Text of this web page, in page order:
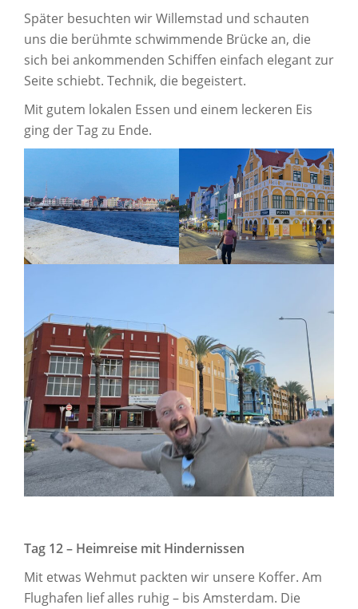
Später besuchten wir Willemstad und schauten
uns die berühmte schwimmende Brücke an, die
sich bei ankommenden Schiffen einfach elegant zur
Seite schiebt. Technik, die begeistert.
Mit gutem lokalen Essen und einem leckeren Eis
ging der Tag zu Ende.
Tag 12 – Heimreise mit Hindernissen
Mit etwas Wehmut packten wir unsere Koffer. Am
Flughafen lief alles ruhig – bis Amsterdam. Die